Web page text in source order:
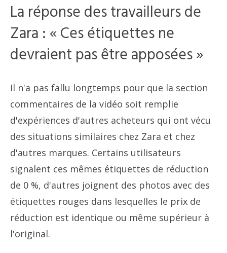
La réponse des travailleurs de
Zara : « Ces étiquettes ne
devraient pas être apposées »
Il n'a pas fallu longtemps pour que la section
commentaires de la vidéo soit remplie
d'expériences d'autres acheteurs qui ont vécu
des situations similaires chez Zara et chez
d'autres marques. Certains utilisateurs
signalent ces mêmes étiquettes de réduction
de 0 %, d'autres joignent des photos avec des
étiquettes rouges dans lesquelles le prix de
réduction est identique ou même supérieur à
l'original.